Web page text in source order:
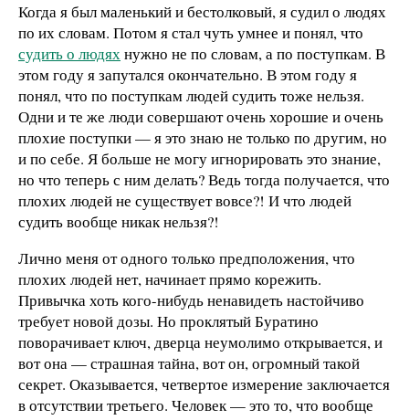
Когда я был маленький и бестолковый, я судил о людях
по их словам. Потом я стал чуть умнее и понял, что
судить о людяхнужно не по словам, а по поступкам. В
этом году я запутался окончательно. В этом году я
понял, что по поступкам людей судить тоже нельзя.
Одни и те же люди совершают очень хорошие и очень
плохие поступки — я это знаю не только по другим, но
и по себе. Я больше не могу игнорировать это знание,
но что теперь с ним делать? Ведь тогда получается, что
плохих людей не существует вовсе?! И что людей
судить вообще никак нельзя?!
Лично меня от одного только предположения, что
плохих людей нет, начинает прямо корежить.
Привычка хоть кого-нибудь ненавидеть настойчиво
требует новой дозы. Но проклятый Буратино
поворачивает ключ, дверца неумолимо открывается, и
вот она — страшная тайна, вот он, огромный такой
секрет. Оказывается, четвертое измерение заключается
в отсутствии третьего. Человек — это то, что вообще